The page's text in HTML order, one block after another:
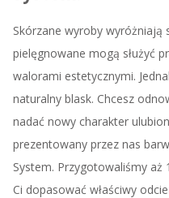
Skórzane wyroby wyróżniają
pielęgnowane mogą służyć
walorami estetycznymi.
naturalny blask. Chcesz
nadać nowy charakter
prezentowany przez nas
System. Przygotowaliśmy
Ci dopasować właściwy